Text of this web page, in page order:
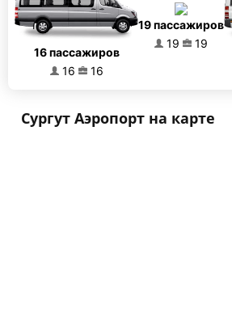
16 пассажиров
16
16
19 пассажиров
19
19
Сургут Аэропорт на карте